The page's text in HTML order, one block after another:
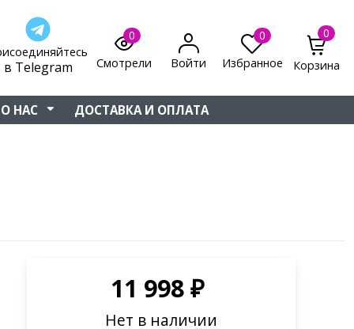
в Telegram
0
Смотрели
Войти
0
Избранное
0
Корзина
О НАС ДОСТАВКА И ОПЛАТА
11 998₽
Нет в наличии